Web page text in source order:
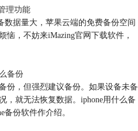
理功能
数据量大，苹果云端的免费备份空间
恼，不妨来iMazing官网下载软件，
备份
份，但强烈建议备份。如果设备未备
，就无法恢复数据。iphone用什么备
份软件作介绍。